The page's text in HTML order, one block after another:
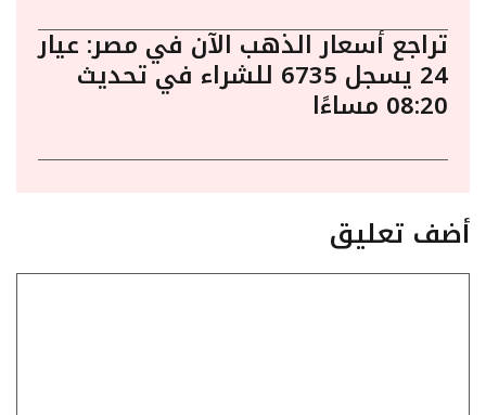
تراجع أسعار الذهب الآن في مصر: عيار
24 يسجل 6735 للشراء في تحديث
08:20 مساءًا
أضف تعليق